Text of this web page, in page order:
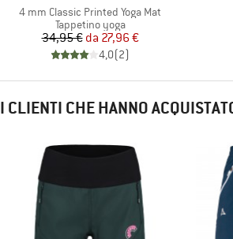
Articolo
4 mm Classic Printed Yoga Mat
Gruppo di prodotti
Tappetino yoga
Prezzo
34,95 € Prezzo ridotto
da 27,96 €
4,0(2)
I CLIENTI CHE HANNO